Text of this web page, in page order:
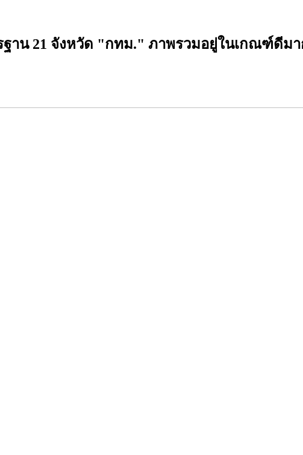
าน 21 จังหวัด "กทม." ภาพรวมอยู่ในเกณฑ์ดีมา